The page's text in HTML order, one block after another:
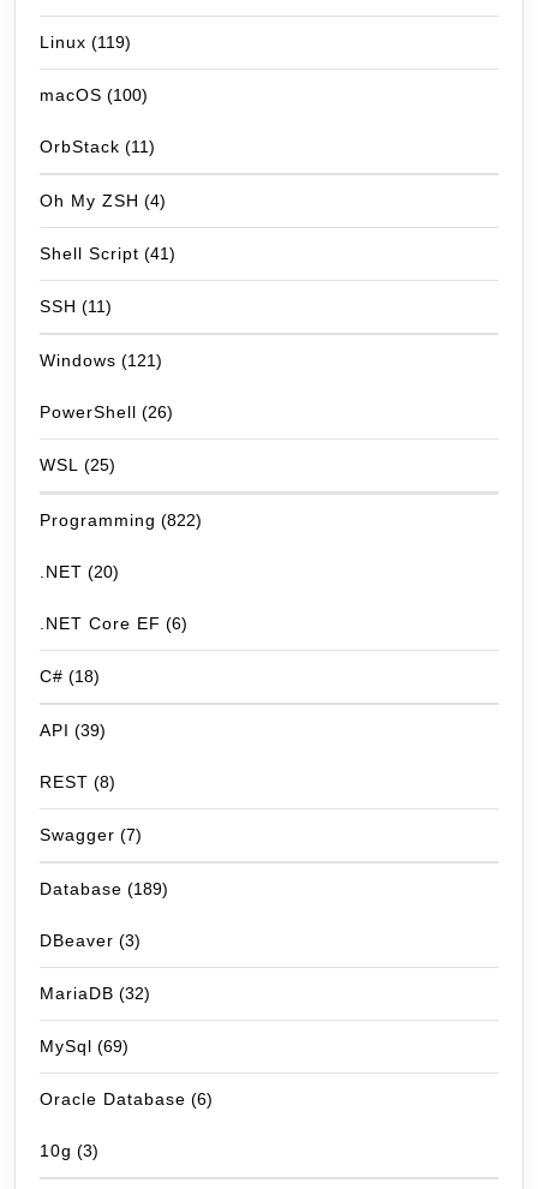
Linux (119)
macOS (100)
OrbStack (11)
Oh My ZSH (4)
Shell Script (41)
SSH (11)
Windows (121)
PowerShell (26)
WSL (25)
Programming (822)
.NET (20)
.NET Core EF (6)
C# (18)
API (39)
REST (8)
Swagger (7)
Database (189)
DBeaver (3)
MariaDB (32)
MySql (69)
Oracle Database (6)
10g (3)